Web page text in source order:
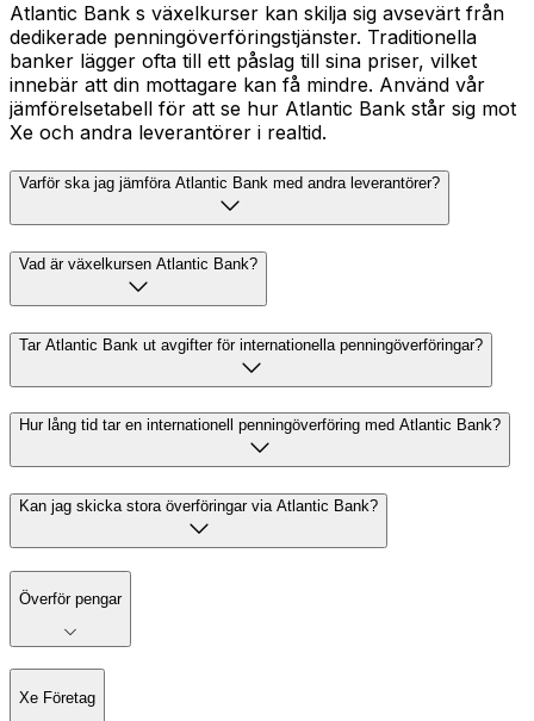
Atlantic Bank s växelkurser kan skilja sig avsevärt från
dedikerade penningöverföringstjänster. Traditionella
banker lägger ofta till ett påslag till sina priser, vilket
innebär att din mottagare kan få mindre. Använd vår
jämförelsetabell för att se hur Atlantic Bank står sig mot
Xe och andra leverantörer i realtid.
Varför ska jag jämföra Atlantic Bank med andra leverantörer?
Vad är växelkursen Atlantic Bank?
Tar Atlantic Bank ut avgifter för internationella penningöverföringar?
Hur lång tid tar en internationell penningöverföring med Atlantic Bank?
Kan jag skicka stora överföringar via Atlantic Bank?
Överför pengar
Xe Företag